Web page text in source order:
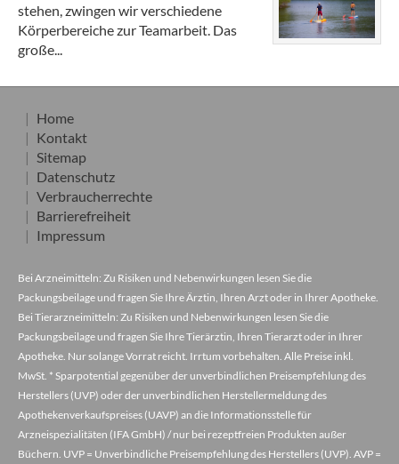
stehen, zwingen wir verschiedene
Körperbereiche zur Teamarbeit. Das
große...
Home
Kontakt
Sitemap
Datenschutz
Verbraucherrechte
Barrierefreiheit
Impressum
Bei Arzneimitteln: Zu Risiken und Nebenwirkungen lesen Sie die
Packungsbeilage und fragen Sie Ihre Ärztin, Ihren Arzt oder in Ihrer Apotheke.
Bei Tierarzneimitteln: Zu Risiken und Nebenwirkungen lesen Sie die
Packungsbeilage und fragen Sie Ihre Tierärztin, Ihren Tierarzt oder in Ihrer
Apotheke. Nur solange Vorrat reicht. Irrtum vorbehalten. Alle Preise inkl.
MwSt. * Sparpotential gegenüber der unverbindlichen Preisempfehlung des
Herstellers (UVP) oder der unverbindlichen Herstellermeldung des
Apothekenverkaufspreises (UAVP) an die Informationsstelle für
Arzneispezialitäten (IFA GmbH) / nur bei rezeptfreien Produkten außer
Büchern. UVP = Unverbindliche Preisempfehlung des Herstellers (UVP). AVP =